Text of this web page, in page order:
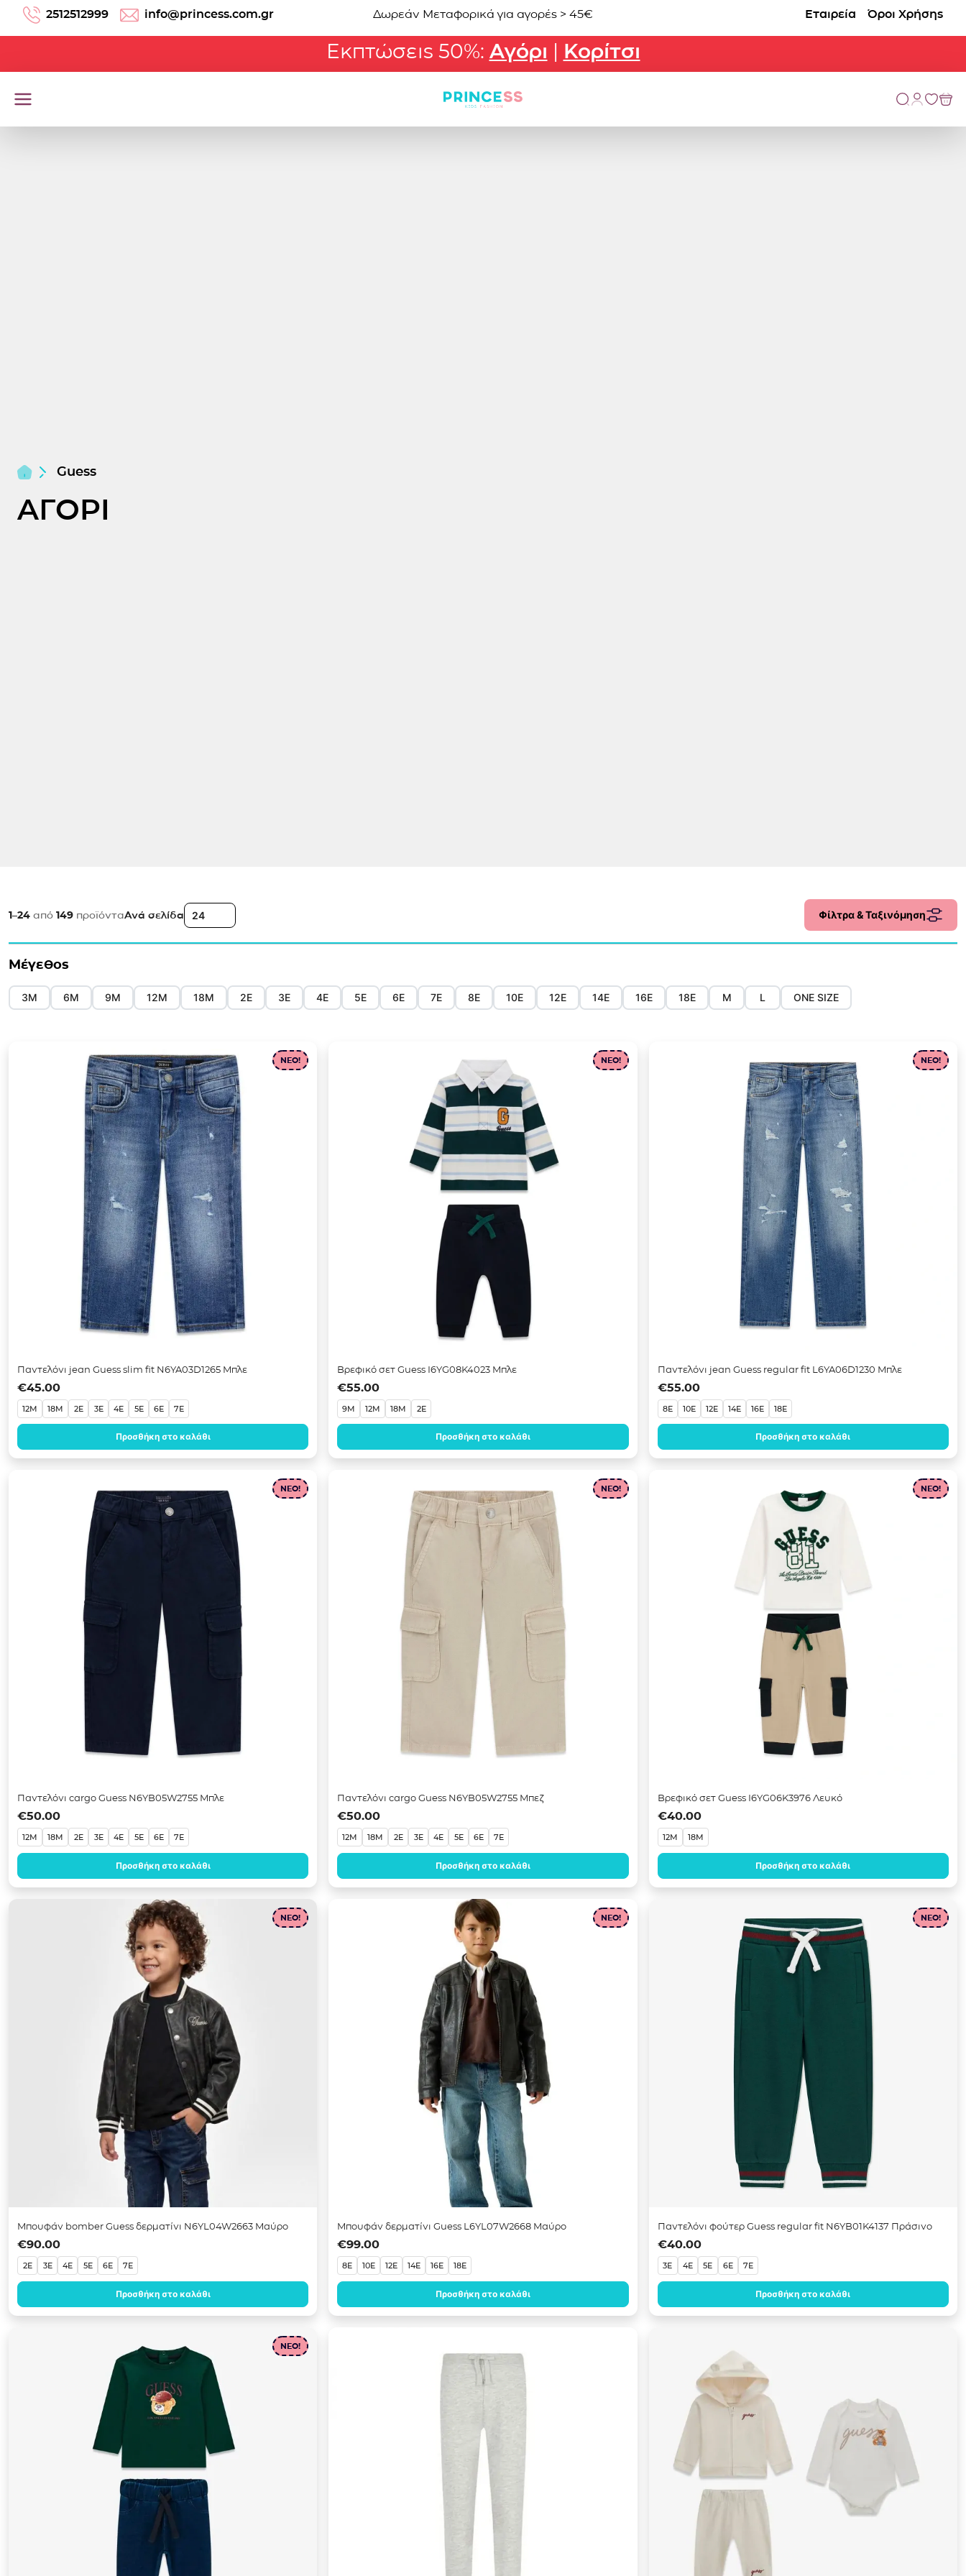
Μετάβαση στο περιεχόμενο
2512512999 info@princess.com.gr Δωρεάν Μεταφορικά για αγορές > 45€ Εταιρεία Όροι Χρήσης
Εκπτώσεις 50%: Αγόρι | Κορίτσι
Guess
ΑΓΟΡΙ
1–24 από 149 προϊόνταΑνά σελίδα Φίλτρα & Ταξινόμηση
Μέγεθος
3Μ 6Μ 9Μ 12Μ 18Μ 2Ε 3Ε 4Ε 5Ε 6Ε 7Ε 8Ε 10Ε 12Ε 14Ε 16Ε 18E M L ONE SIZE
NEO!
Παντελόνι jean Guess slim fit N6YA03D1265 Μπλε
€45.00
12M 18M 2E 3E 4E 5E 6E 7E
Προσθήκη στο καλάθι
NEO!
Βρεφικό σετ Guess I6YG08K4023 Μπλε
€55.00
9M 12M 18M 2E
Προσθήκη στο καλάθι
NEO!
Παντελόνι jean Guess regular fit L6YA06D1230 Μπλε
€55.00
8E 10E 12E 14E 16E 18E
Προσθήκη στο καλάθι
NEO!
Παντελόνι cargo Guess N6YB05W2755 Μπλε
€50.00
12M 18M 2E 3E 4E 5E 6E 7E
Προσθήκη στο καλάθι
NEO!
Παντελόνι cargo Guess N6YB05W2755 Μπεζ
€50.00
12M 18M 2E 3E 4E 5E 6E 7E
Προσθήκη στο καλάθι
NEO!
Βρεφικό σετ Guess I6YG06K3976 Λευκό
€40.00
12M 18M
Προσθήκη στο καλάθι
NEO!
Μπουφάν bomber Guess δερματίνι N6YL04W2663 Μαύρο
€90.00
2E 3E 4E 5E 6E 7E
Προσθήκη στο καλάθι
NEO!
Μπουφάν δερματίνι Guess L6YL07W2668 Μαύρο
€99.00
8E 10E 12E 14E 16E 18E
Προσθήκη στο καλάθι
NEO!
Παντελόνι φούτερ Guess regular fit N6YB01K4137 Πράσινο
€40.00
3E 4E 5E 6E 7E
Προσθήκη στο καλάθι
NEO!